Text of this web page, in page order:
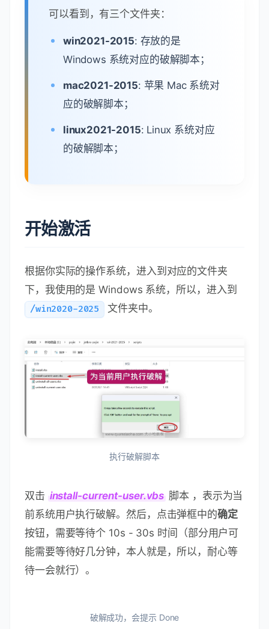
可以看到，有三个文件夹：
win2021-2015: 存放的是
Windows 系统对应的破解脚本；
mac2021-2015: 苹果 Mac 系统对
应的破解脚本；
linux2021-2015: Linux 系统对应
的破解脚本；
开始激活
根据你实际的操作系统，进入到对应的文件夹
下，我使用的是 Windows 系统，所以，进入到
/win2020-2025 文件夹中。
执行破解脚本
双击 install-current-user.vbs 脚本 ，表示为当
前系统用户执行破解。然后，点击弹框中的确定
按钮，需要等待个 10s - 30s 时间（部分用户可
能需要等待好几分钟，本人就是，所以，耐心等
待一会就行）。